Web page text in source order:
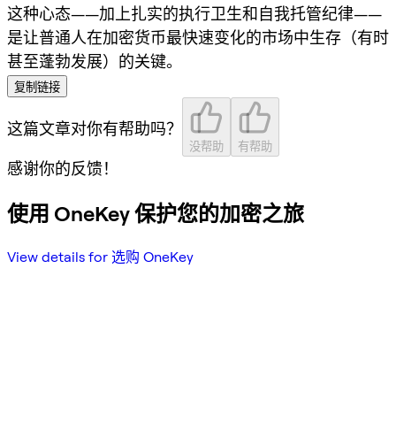
这种心态——加上扎实的执行卫生和自我托管纪律——
是让普通人在加密货币最快速变化的市场中生存（有时
甚至蓬勃发展）的关键。
复制链接
这篇文章对你有帮助吗？
没帮助 有帮助
感谢你的反馈！
使用 OneKey 保护您的加密之旅
View details for 选购 OneKey